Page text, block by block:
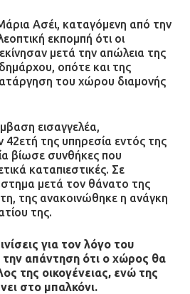
Ασέι, καταγόμενη από την
εκπομπή ότι οι
μετά την απώλεια της
οπότε και της
του χώρου διαμονής
εισαγγελέα,
42ετή της υπηρεσία εντός της
βίωσε συνθήκες που
καταπιεστικές. Σε
μετά τον θάνατο της
της ανακοινώθηκε η ανάγκη
της.
για τον λόγο του
την απάντηση ότι ο χώρος θα
της οικογένειας, ενώ της
στο μπαλκόνι.